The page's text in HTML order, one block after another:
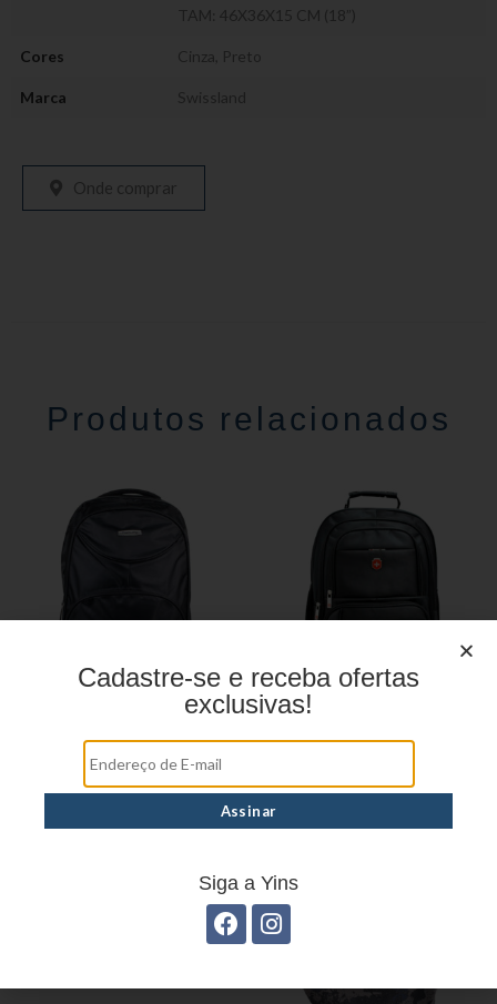
TAM: 46X36X15 CM (18”)
Cores Cinza Preto
Marca Swissland
Onde comprar
Produtos relacionados
YS28163
YS28047
Cadastre-se e receba ofertas
exclusivas!
Siga a Yins